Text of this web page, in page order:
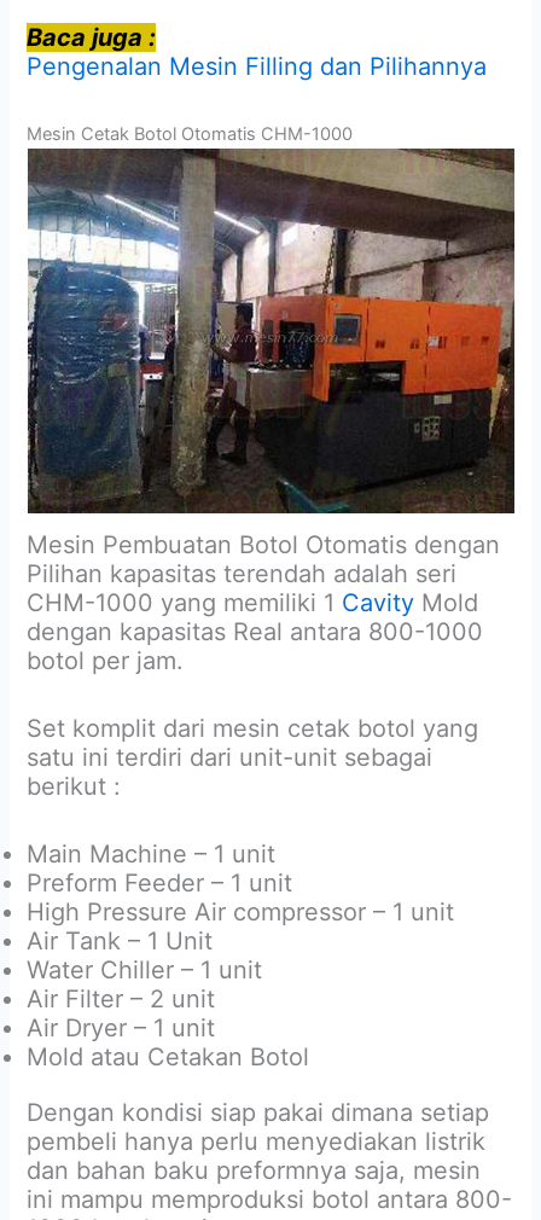
Baca juga :
Pengenalan Mesin Filling dan Pilihannya
Mesin Cetak Botol Otomatis CHM-1000
Mesin Pembuatan Botol Otomatis dengan
Pilihan kapasitas terendah adalah seri
CHM-1000 yang memiliki 1 Cavity Mold
dengan kapasitas Real antara 800-1000
botol per jam.
Set komplit dari mesin cetak botol yang
satu ini terdiri dari unit-unit sebagai
berikut :
Main Machine – 1 unit
Preform Feeder – 1 unit
High Pressure Air compressor – 1 unit
Air Tank – 1 Unit
Water Chiller – 1 unit
Air Filter – 2 unit
Air Dryer – 1 unit
Mold atau Cetakan Botol
Dengan kondisi siap pakai dimana setiap
pembeli hanya perlu menyediakan listrik
dan bahan baku preformnya saja, mesin
ini mampu memproduksi botol antara 800-